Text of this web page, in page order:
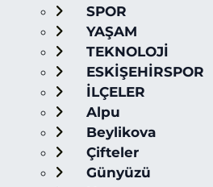
SPOR
YAŞAM
TEKNOLOJİ
ESKİŞEHİRSPOR
İLÇELER
Alpu
Beylikova
Çifteler
Günyüzü